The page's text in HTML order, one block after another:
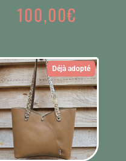
100,00€
Déjà adopté